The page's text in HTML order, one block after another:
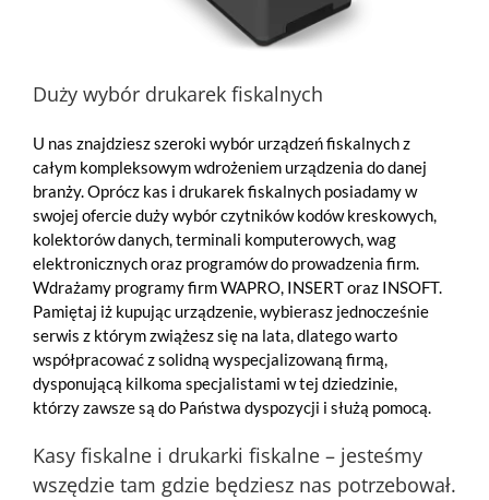
Duży wybór drukarek fiskalnych
U nas znajdzieszszeroki wybór urządzeń fiskalnych z
całym kompleksowym wdrożeniem urządzenia do danej
branży.Oprócz kas i drukarek fiskalnych posiadamy w
swojej ofercie duży wybór czytników kodów kreskowych,
kolektorów danych, terminali komputerowych, wag
elektronicznych oraz programów do prowadzenia firm.
Wdrażamy programy firm WAPRO, INSERT oraz INSOFT.
Pamiętaj iż kupując urządzenie, wybierasz jednocześnie
serwis z którym zwiążesz się na lata, dlatego warto
współpracować z solidną wyspecjalizowaną firmą,
dysponującą kilkoma specjalistami w tej dziedzinie,
którzy zawsze są do Państwa dyspozycji i służą pomocą.
Kasy fiskalne i drukarki fiskalne – jesteśmy
wszędzie tam gdzie będziesz nas potrzebował.